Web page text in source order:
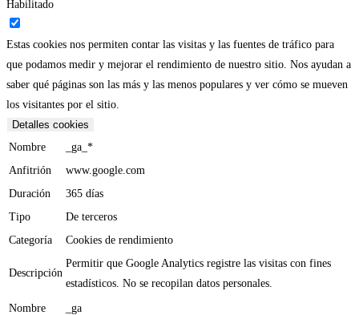
Habilitado
Estas cookies nos permiten contar las visitas y las fuentes de tráfico para
que podamos medir y mejorar el rendimiento de nuestro sitio. Nos ayudan a
saber qué páginas son las más y las menos populares y ver cómo se mueven
los visitantes por el sitio.
Detalles cookies
Nombre
_ga_*
Anfitrión
www.google.com
Duración
365 días
Tipo
De terceros
Categoría
Cookies de rendimiento
Descripción
Permitir que Google Analytics registre las visitas con fines
estadísticos. No se recopilan datos personales.
Nombre
_ga